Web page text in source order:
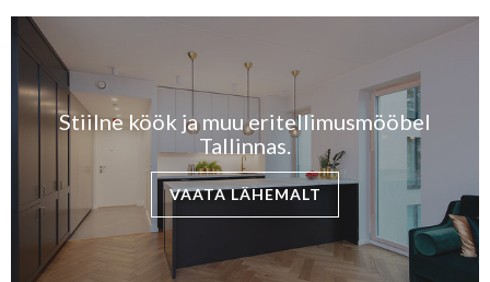
Stiilne köök ja muu eritellimusmööbel
Tallinnas.
VAATA LÄHEMALT